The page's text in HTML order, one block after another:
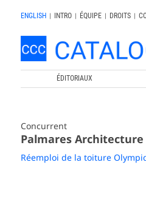
ENGLISH | INTRO | ÉQUIPE | DROITS |
ÉDITORIAUX
Concurrent
Palmares
Réemploi de la toiture